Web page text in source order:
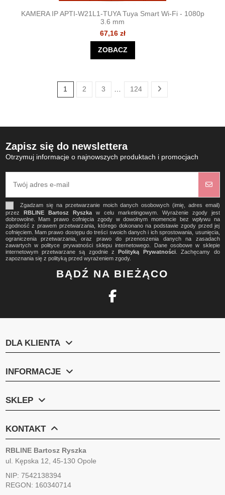
KAMERA IP APTI-W21L1-TUYA Tuya Smart Wi-Fi - 1080p
3.6 mm
67,16 zł
ZOBACZ
1 2 3 … 124
Zapisz się do newslettera
Otrzymuj informacje o najnowszych produktach i promocjach
Zgadzam się na przetwarzanie moich danych osobowych (imię, adres email)
przez RBLINE Bartosz Ryszkaw celu marketingowym. Wyrażenie zgody jest
dobrowolne. Mam prawo cofnięcia zgody w dowolnym momencie bez wpływu na
zgodność z prawem przetwarzania, którego dokonano na podstawie zgody przed jej
cofnięciem. Mam prawo dostępu do treści swoich danych i ich sprostowania, usunięcia,
ograniczenia przetwarzania, oraz prawo do przenoszenia danych na zasadach
zawartych w polityce prywatności sklepu internetowego. Dane osobowe w sklepie
internetowym przetwarzane są zgodnie zPolityką Prywatności. Zachęcamy do
zapoznania się z polityką przed wyrażeniem zgody.
BĄDŹ NA BIEŻĄCO
DLA KLIENTA
INFORMACJE
SKLEP
KONTAKT
RBLINE Bartosz Ryszka
ul. Kępska 12, 45-130 Opole
NIP: 7542138394
REGON: 160340714